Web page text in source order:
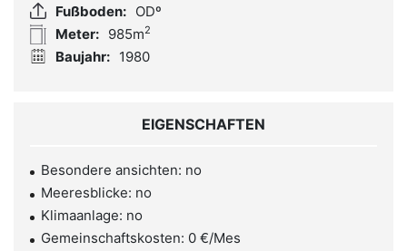
Fußboden: ODº
Meter: 985m2
Baujahr: 1980
EIGENSCHAFTEN
Besondere ansichten: no
Meeresblicke: no
Klimaanlage: no
Gemeinschaftskosten: 0 €/Mes